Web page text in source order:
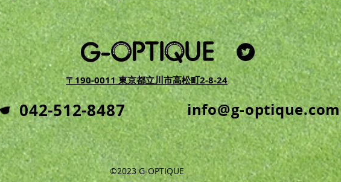
〒190-0011 東京都立川市高松町2-8-24
042-512-8487 info@g-optique.com
©2023 G-OPTIQUE